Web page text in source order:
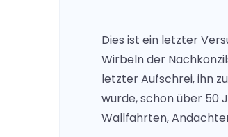
Dies ist ein letzter
Wirbeln der
letzter Aufschrei, ihn
wurde, schon über 50
Wallfahrten,